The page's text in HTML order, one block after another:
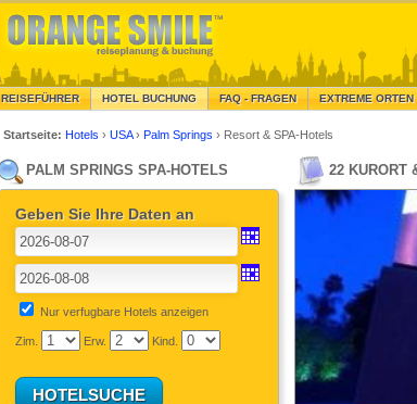
REISEFÜHRER HOTEL BUCHUNG FAQ - FRAGEN EXTREME ORTEN
Startseite:Hotels›USA›Palm Springs› Resort & SPA-Hotels
PALM SPRINGS SPA-HOTELS
Geben Sie Ihre Daten an
Nur verfugbare Hotels anzeigen
Zim. Erw. Kind.
22 KURORT